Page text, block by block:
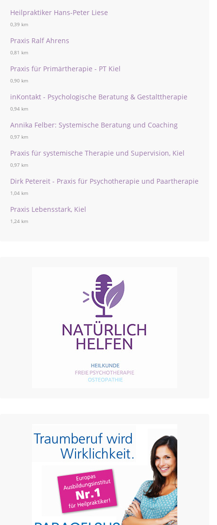
Heilpraktiker Hans-Peter Liese
0,39 km
Praxis Ralf Ahrens
0,81 km
Praxis für Primärtherapie - PT Kiel
0,90 km
inKontakt - Psychologische Beratung & Gestalttherapie
0,94 km
Annika Felber: Systemische Beratung und Coaching
0,97 km
Praxis für systemische Therapie und Supervision, Kiel
0,97 km
Dirk Petereit - Praxis für Psychotherapie und Paartherapie
1,04 km
Praxis Lebensstark, Kiel
1,24 km